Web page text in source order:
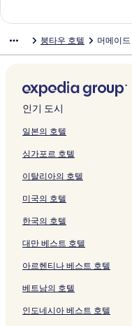
지
를
링
크
는
링
u
지
를
여
는
크
여
는
c
)
페
이
지
여
링
크
여
는
o
l
페
이
지
여
링
크
B
c
k
B
)
이
를
여
는
링
q
H
o
t
e
&
i
l
l
a
이
를
는
링
크
T
-
N
e
w
i
g
페
이
지
여
링
t
u
e
A
p
r
m
e
n
t
이
를
는
링
크
N
A
U
페
이
를
는
링
크
u
지
를
여
는
크
이
지
는
링
크
t
페
이
지
를
는
크
o
l
페
이
지
여
링
크
a
t
e
l
&
p
r
t
m
e
t
이
를
여
는
e
r
t
-
T
o
i
c
a
l
i
l
i
d
e
e
u
n
g
T
u
이
지
를
여
링
r
n
d
m
a
k
u
n
g
T
u
이
를
여
는
H
e
l
페
이
를
는
링
크
붕타우 호텔 머메이
인기 도시
일본의 호텔
싱가포르 호텔
이탈리아의 호텔
미국의 호텔
한국의 호텔
대만 베스트 호텔
아르헨티나 베스트 호텔
베트남의 호텔
인도네시아 베스트 호텔